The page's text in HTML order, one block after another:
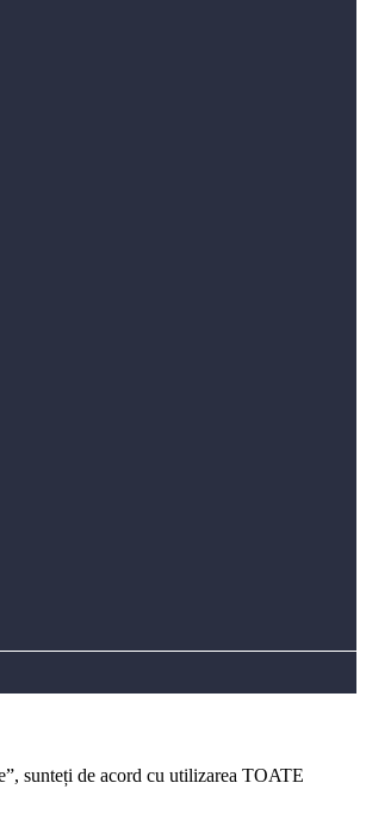
sunteți de acord cu utilizarea TOATE